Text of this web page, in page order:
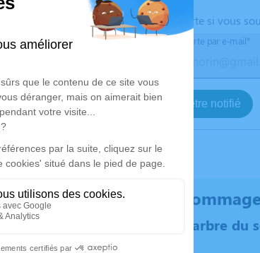
Activez une alerte si vous
Recevoir une alerte par e-mail*
Je veux être notifié
Rendez
Plantez un arbre du